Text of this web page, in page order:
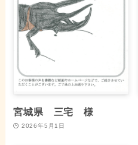
宮城県 三宅 様
2026年5月1日